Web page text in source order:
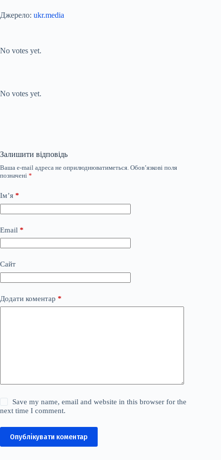
Джерело: ukr.media
No votes yet.
No votes yet.
Залишити відповідь
Ваша e-mail адреса не оприлюднюватиметься. Обов’язкові поля
позначені *
Ім’я *
Email *
Сайт
Додати коментар *
Save my name, email and website in this browser for the
next time I comment.
Опублікувати коментар